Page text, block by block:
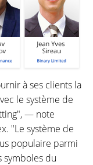
à ses clients la
le système de
— note
"Le système de
populaire parmi
symboles du